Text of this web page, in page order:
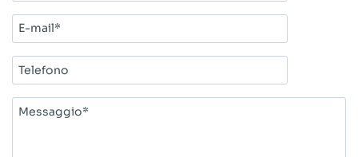
E-
mail*
Telefono
Messaggio*